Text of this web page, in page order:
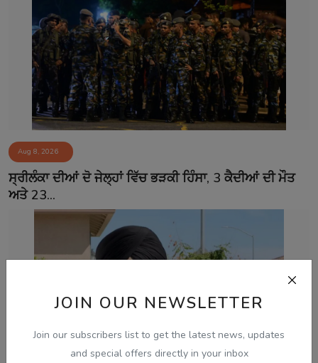
JOIN OUR NEWSLETTER
Join our subscribers list to get the latest news, updates
and special offers directly in your inbox
Aug 8, 2026
ਸ੍ਰੀਲੰਕਾ ਦੀਆਂ ਦੋ ਜੇਲ੍ਹਾਂ ਵਿੱਚ ਭੜਕੀ ਹਿੰਸਾ, 3 ਕੈਦੀਆਂ ਦੀ ਮੌਤ
ਅਤੇ 23...